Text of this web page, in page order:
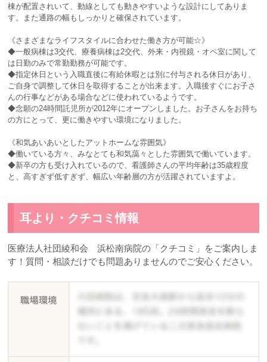
棟が配置されいて、動線としても動きやすいような設計にしてありま
す。また通路の幅もしっかりと確保されています。
《さまざまなライフスタイルに合わせた働き方が可能☆》
◆一般病棟は3交代、療養病棟は2交代、外来・内視鏡・オペ室に関して
は日勤のみで常勤勤務が可能です。
◆指定休日という入職直後に有給休暇とは別に付与される休日があり、
ご自身で調整して休日を取得することが出来ます。入職後すぐにお子さ
んの行事などがある場合などに使われているようです。
◆念願の24時間託児所が2012年にオープンしました。お子さんをお持ち
の方にとって、更に働きやすい環境になりました。
《和気あいあいとしたアットホームな雰囲気》
◆働いている方々、みなとても和気藹々とした雰囲気で働いています。
◆新卒の方も受け入れているので、看護師さんの平均年齢は35歳程度
と、高すぎず低すぎず、幅広い年齢層の方が活躍されていますよ。
耳より・クチコミ情報
医療法人社団綾和会 浜松南病院の「クチコミ」をご案内しま
す！質問・相談だけでも問題ありませんのでご安心ください。